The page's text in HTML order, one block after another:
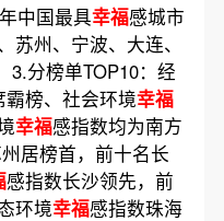
中国最具幸福感城市
州、宁波、大连、
分榜单TOP10：经
榜、社会环境幸福
幸福感指数均为南方
居榜首，前十名长
感指数长沙领先，前
环境幸福感指数珠海